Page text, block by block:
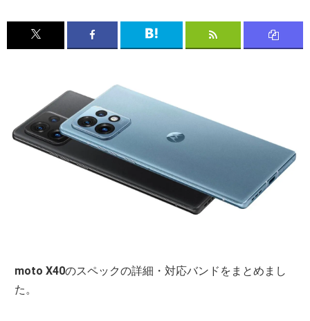
moto X40のスペックの詳細・対応バンドをまとめまし
た。